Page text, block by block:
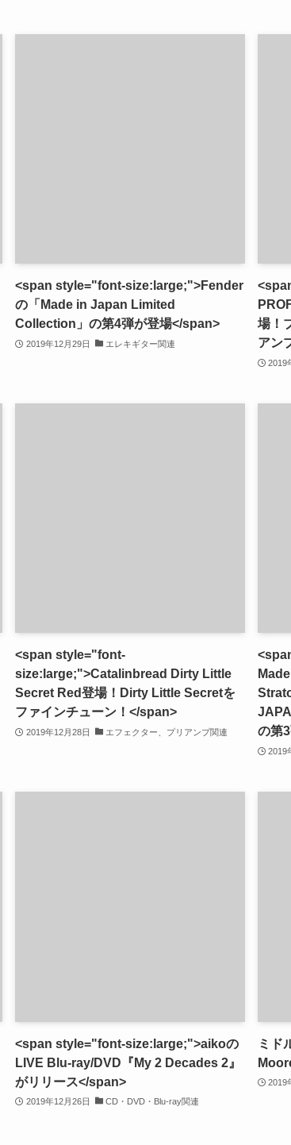
<span style="font-size:large;">Fender
の「Made in Japan Limited
Collection」の第4弾が登場</span>
2019年12月29日 エレキギター関連
場！
アン
2019
<span style="font-
size:large;">Catalinbread Dirty Little
Secret Red登場！Dirty Little Secretを
ファインチューン！</span>
2019年12月28日 エフェクター、プリアンプ関連
の第
2019
<span style="font-size:large;">aikoの
LIVE Blu-ray/DVD『My 2 Decades 2』
がリリース</span>
2019年12月26日 CD・DVD・Blu-ray関連
ミド
2019